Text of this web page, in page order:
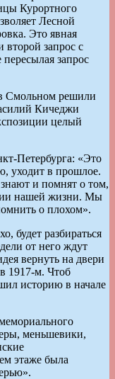
Курортного
Лесной
Это явная
запрос с
пересылая запрос
Смольном решили
Кичеджи
целый
Петербурга: «Это
уходит в прошлое.
и помнят о том,
нашей жизни. Мы
о плохом».
будет разбираться
от него ждут
вернуть на двери
1917-м. Чтоб
историю в начале
меньшевики,
этаже была